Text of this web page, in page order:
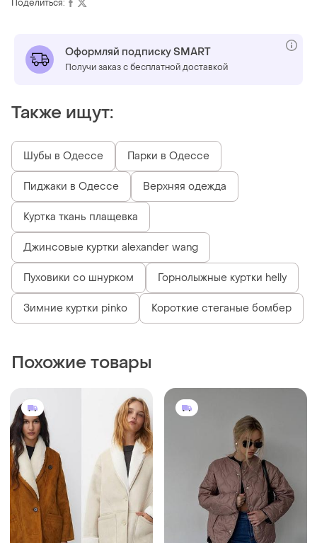
Поделиться:
Оформляй подписку SMART
Получи заказ с бесплатной доставкой
Также ищут:
Шубы в Одессе Парки в Одессе
Пиджаки в Одессе Верхняя одежда
Куртка ткань плащевка
Джинсовые куртки alexander wang
Пуховики со шнурком Горнолыжные куртки helly
Зимние куртки pinko Короткие стеганые бомбер
Похожие товары